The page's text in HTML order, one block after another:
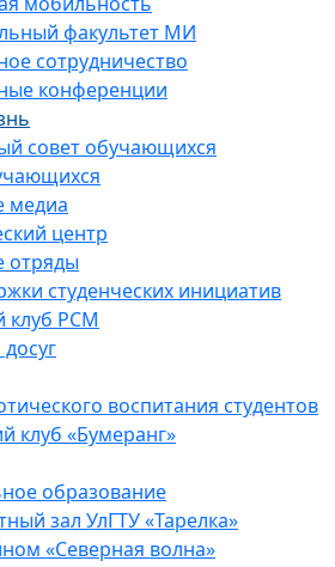
факультет МИ
сотрудничество
конференции
совет обучающихся
медиа
центр
отряды
студенческих инициатив
клуб РСМ
воспитания студентов
клуб «Бумеранг»
образование
зал УлГТУ «Тарелка»
«Северная волна»